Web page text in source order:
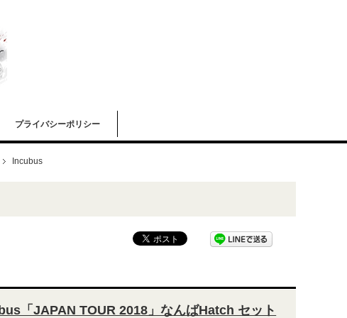
プライバシーポリシー
Incubus
「JAPAN TOUR 2018」なんばHatch セット